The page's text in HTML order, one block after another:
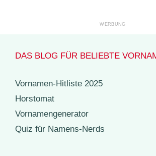
DAS BLOG FÜR BELIEBTE
Vornamen-Hitliste 2025
Horstomat
Vornamengenerator
Quiz für Namens-Nerds